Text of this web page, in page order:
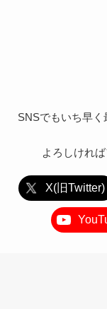
SNSでもいち早
よろしけれ
X(旧Twitter)